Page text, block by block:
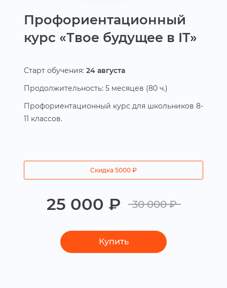
Профориентационный
курс «Твое будущее в IT»
Старт обучения: 24 августа
Продолжительность: 5 месяцев (80 ч.)
Профориентационный курс для школьников 8-
11 классов.
25 000 ₽ 30 000 ₽
Скидка 5000 ₽
Купить